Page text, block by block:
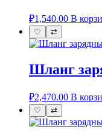
₽1,540.00 В
♡
⇄
Шланг
₽2,470.00 В
♡
⇄